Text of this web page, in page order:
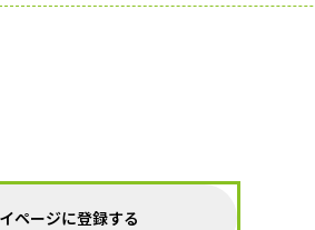
ページに登録する